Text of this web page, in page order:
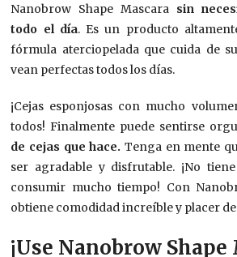
Nanobrow Shape Mascara sin
todo el día. Es un producto
fórmula aterciopelada que cuida de
vean perfectas todos los días.
¡Cejas esponjosas con mucho
todos! Finalmente puede sentirse
de cejas que hace. Tenga en mente
ser agradable y disfrutable. ¡No
consumir mucho tiempo! Con
obtiene comodidad increíble y placer de
¡Use Nanobrow Shape